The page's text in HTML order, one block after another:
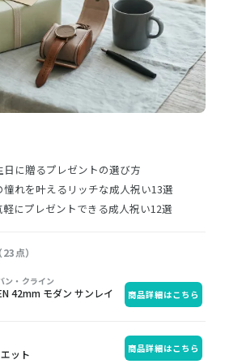
に贈るプレゼントの選び方
れを叶えるリッチな成人祝い13選
にプレゼントできる成人祝い12選
点）
・クライン
42mm モダン サンレイ
商品詳細はこちら
ット 商品詳細はこちら